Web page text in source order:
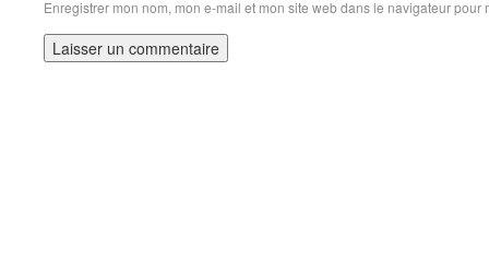
Enregistrer mon nom, mon e-mail et mon site web dans le navigateur pour